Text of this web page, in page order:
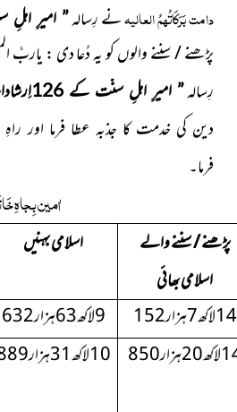
دامت بَرَکَاتُہمُ العالیہنے رِسالہ” امیرِ اہلِ سنّت
رِسالہ”امیرِ اہلِ سنّت کے 126اِرشادات
دین کی خدمت کا جذبہ عطا فرما اور
فرما۔
اٰمین بِجاہِ
پڑھنے / سننے والے
اسلامی بھائی
اسلامی بہنیں
14لاکھ7ہزار152 9لاکھ63ہزار632
10لاکھ31ہزار889